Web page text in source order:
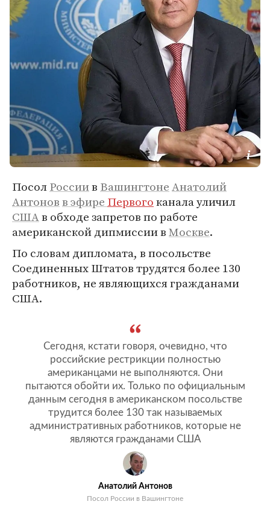
ПосолРоссиив ВашингтонеАнатолий
Антоновв эфире Первогоканала уличил
СШАв обходе запретов по работе
американской дипмиссии вМоскве.
По словам дипломата, в посольстве
Соединенных Штатов трудятся более 130
работников, не являющихся гражданами
США.
Сегодня, кстати говоря, очевидно, что
российские рестрикции полностью
американцами не выполняются. Они
пытаются обойти их. Только по официальным
данным сегодня в американском посольстве
трудится более 130 так называемых
административных работников, которые не
являются гражданами США
Анатолий Антонов
Посол России в Вашингтоне